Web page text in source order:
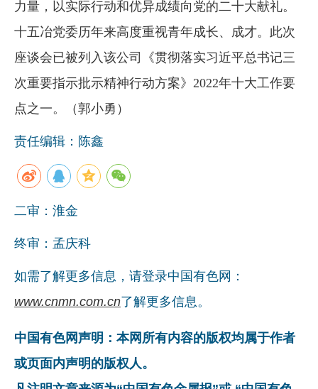
力量，以实际行动和优异成绩向党的二十大献礼。
十五冶党委历年来高度重视青年成长、成才。此次
座谈会已被列入该公司《贯彻落实习近平总书记三
次重要指示批示精神行动方案》2022年十大工作要
点之一。（郭小勇）
责任编辑：陈鑫
二审：淮金
终审：孟庆科
如需了解更多信息，请登录中国有色网：
www.cnmn.com.cn了解更多信息。
中国有色网声明：本网所有内容的版权均属于作者
或页面内声明的版权人。